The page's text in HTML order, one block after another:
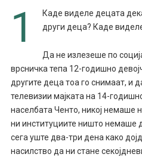
1
Каде виделе децата
други деца? Каде
Да не излезеше по
врсничка тепа 12-годишнo
другите деца тоа го снимаат, и
телевизии мајката на 14-
населбата Ченто, никој немаше
ни институциите ништо немаше
сега уште два-три дена како
насилство да ни стане